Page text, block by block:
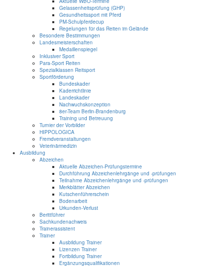
Gelassenheitsprüfung (GHP)
Gesundheitssport mit Pferd
PM-Schulpferdecup
Regelungen für das Reiten im Gelände
Besondere Bestimmungen
Landesmeisterschaften
Medaillenspiegel
Inklusiver Sport
Para-Sport Reiten
Spezialklassen Reitsport
Sportförderung
Bundeskader
Kaderrichtlinie
Landeskader
Nachwuchskonzeption
8er-Team Berlin-Brandenburg
Training und Betreuung
Turnier der Vorbilder
HIPPOLOGICA
Fremdveranstaltungen
Veterinärmedizin
Ausbildung
Abzeichen
Aktuelle Abzeichen-Prüfungstermine
Durchführung Abzeichenlehrgänge und -prüfungen
Teilnahme Abzeichenlehrgänge und -prüfungen
Merkblätter Abzeichen
Kutschenführerschein
Bodenarbeit
Urkunden-Verlust
Berittführer
Sachkundenachweis
Trainerassistent
Trainer
Ausbildung Trainer
Lizenzen Trainer
Fortbildung Trainer
Ergänzungsqualifikationen